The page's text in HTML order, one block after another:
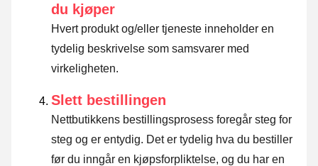
du kjøper
Hvert produkt og/eller tjeneste inneholder en
tydelig beskrivelse som samsvarer med
virkeligheten.
Slett bestillingen
Nettbutikkens bestillingsprosess foregår steg for
steg og er entydig. Det er tydelig hva du bestiller
før du inngår en kjøpsforpliktelse, og du har en